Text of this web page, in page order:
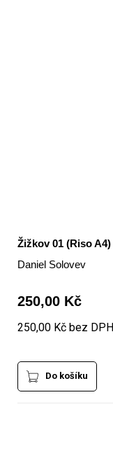
Žižkov 01 (Riso A4)
Daniel Solovev
250,00 Kč
250,00 Kč bez DPH
Do košíku